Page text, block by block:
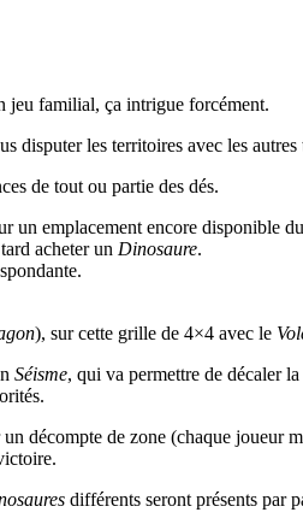
jeu familial, ça intrigue forcément.
disputer les territoires avec les
de tout ou partie des dés.
un emplacement encore disponible du
acheter un Dinosaure.
), sur cette grille de 4×4 avec le
Séisme, qui va permettre de décaler
décompte de zone (chaque joueur
différents seront présents par